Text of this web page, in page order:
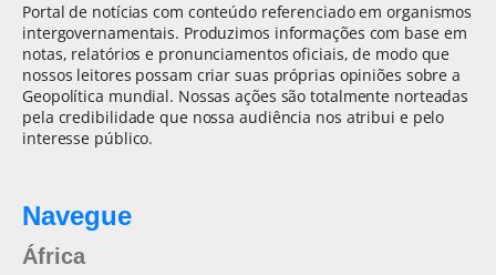
Portal de notícias com conteúdo referenciado em organismos
intergovernamentais. Produzimos informações com base em
notas, relatórios e pronunciamentos oficiais, de modo que
nossos leitores possam criar suas próprias opiniões sobre a
Geopolítica mundial. Nossas ações são totalmente norteadas
pela credibilidade que nossa audiência nos atribui e pelo
interesse público.
Navegue
África